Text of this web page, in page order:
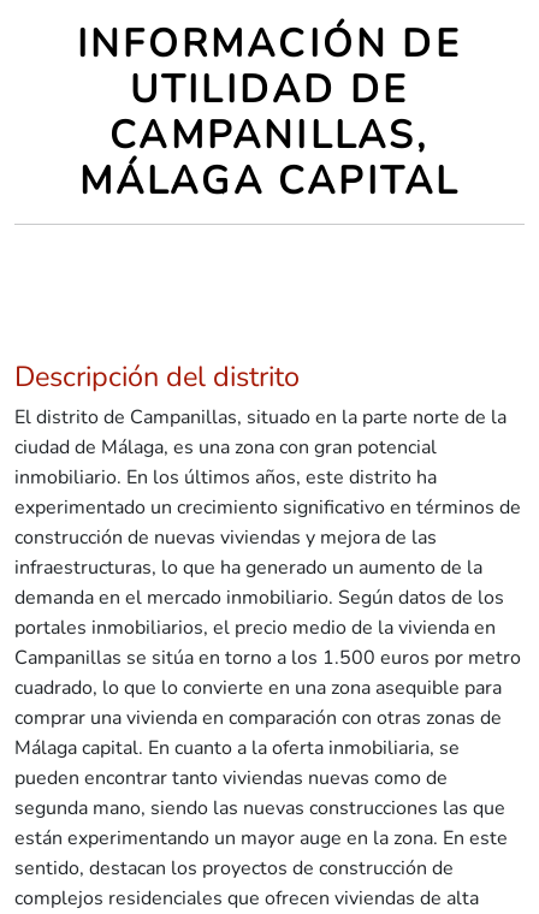
INFORMACIÓN DE
UTILIDAD DE
CAMPANILLAS,
MÁLAGA CAPITAL
Descripción del distrito
El distrito de Campanillas, situado en la parte norte de la
ciudad de Málaga, es una zona con gran potencial
inmobiliario. En los últimos años, este distrito ha
experimentado un crecimiento significativo en términos de
construcción de nuevas viviendas y mejora de las
infraestructuras, lo que ha generado un aumento de la
demanda en el mercado inmobiliario. Según datos de los
portales inmobiliarios, el precio medio de la vivienda en
Campanillas se sitúa en torno a los 1.500 euros por metro
cuadrado, lo que lo convierte en una zona asequible para
comprar una vivienda en comparación con otras zonas de
Málaga capital. En cuanto a la oferta inmobiliaria, se
pueden encontrar tanto viviendas nuevas como de
segunda mano, siendo las nuevas construcciones las que
están experimentando un mayor auge en la zona. En este
sentido, destacan los proyectos de construcción de
complejos residenciales que ofrecen viviendas de alta